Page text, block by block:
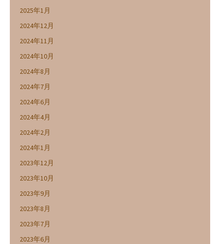
2025年1月
2024年12月
2024年11月
2024年10月
2024年8月
2024年7月
2024年6月
2024年4月
2024年2月
2024年1月
2023年12月
2023年10月
2023年9月
2023年8月
2023年7月
2023年6月